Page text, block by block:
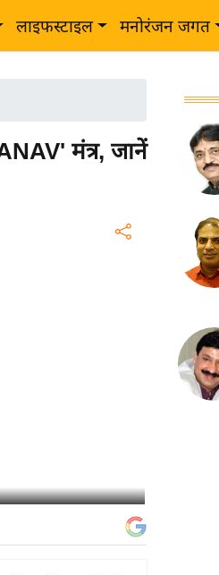
लाइफस्टाइल मनोरंजन जगत
मंत्र, जानें